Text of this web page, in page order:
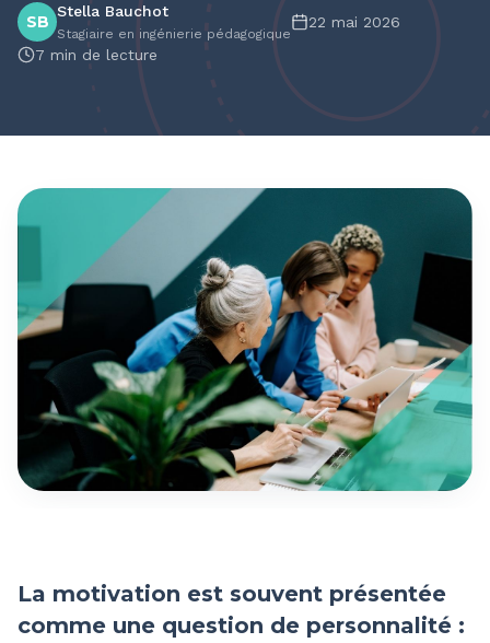
SB
Stella Bauchot
Stagiaire en ingénierie pédagogique
22 mai 2026
7 min de lecture
La motivation est souvent présentée
comme une question de personnalité :